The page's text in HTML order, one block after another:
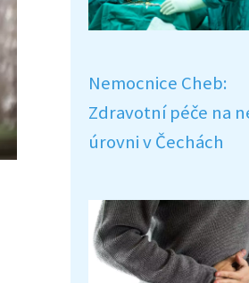
Nemocnice Cheb:
Zdravotní péče na
úrovni v Čechách